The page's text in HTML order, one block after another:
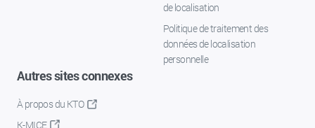
de localisation
Politique de traitement des
données de localisation
personnelle
Autres sites connexes
À propos du KTO
K-MICE